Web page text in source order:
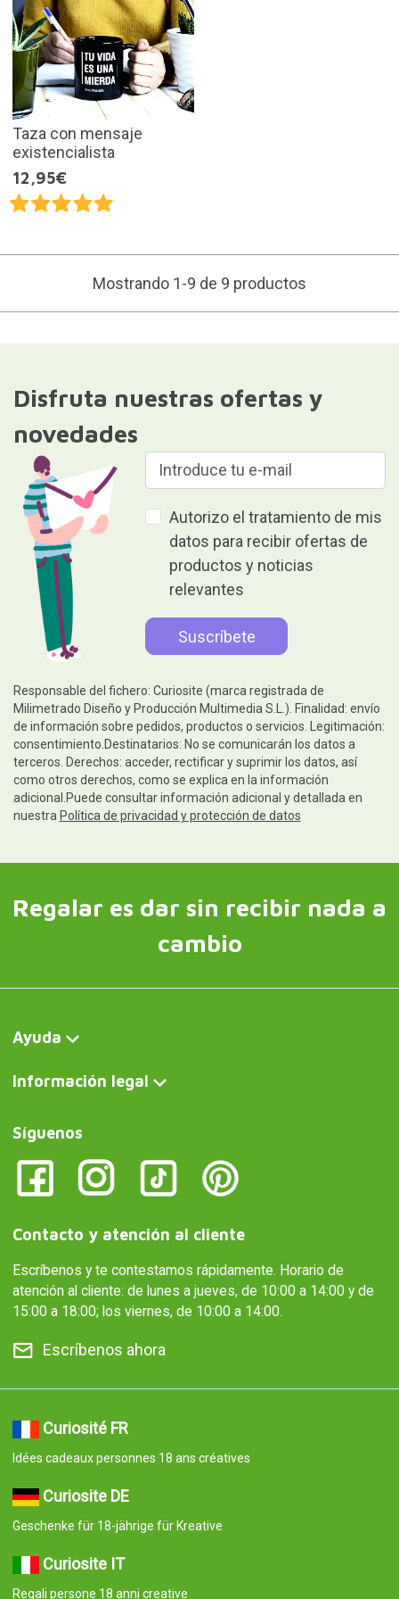
Taza con mensaje
existencialista
12,95€
Mostrando 1-9 de 9 productos
Disfruta nuestras ofertas y
novedades
Autorizo el tratamiento de mis
datos para recibir ofertas de
productos y noticias
relevantes
Responsable del fichero: Curiosite (marca registrada de
Milimetrado Diseño y Producción Multimedia S.L.). Finalidad: envío
de información sobre pedidos, productos o servicios. Legitimación:
consentimiento.Destinatarios: No se comunicarán los datos a
terceros. Derechos: acceder, rectificar y suprimir los datos, así
como otros derechos, como se explica en la información
adicional.Puede consultar información adicional y detallada en
nuestra Política de privacidad y protección de datos
Regalar es dar sin recibir nada a
cambio
Ayuda
Información legal
Síguenos
Contacto y atención al cliente
Escríbenos y te contestamos rápidamente. Horario de
atención al cliente: de lunes a jueves, de 10:00 a 14:00 y de
15:00 a 18:00; los viernes, de 10:00 a 14:00.
Escríbenos ahora
Curiosité FR
Idées cadeaux personnes 18 ans créatives
Curiosite DE
Geschenke für 18-jährige für Kreative
Curiosite IT
Regali persone 18 anni creative